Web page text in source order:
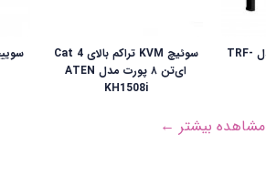
رک ایستاده iRACK مدل TRF-
سوئیچ KVM تراکم بالای Cat 4
ای‌تن ۸ پورت مدل ATEN
KH1508i
مشاهده بیشتر ←